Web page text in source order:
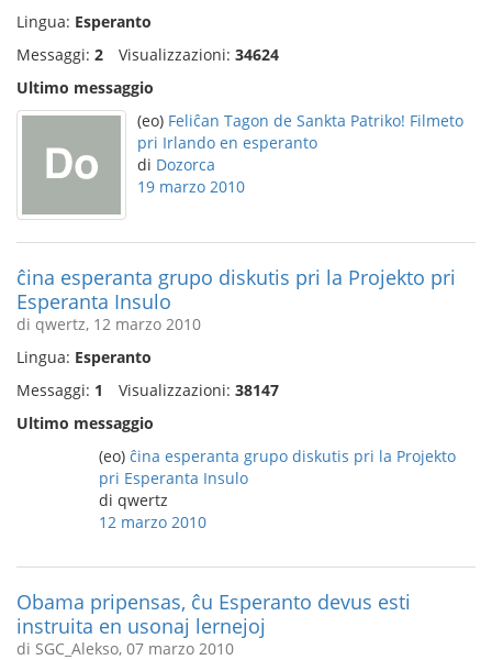
Lingua: Esperanto
Messaggi: 2 Visualizzazioni: 34624
Ultimo messaggio
(eo) Feliĉan Tagon de Sankta Patriko! Filmeto
pri Irlando en esperanto
di Dozorca
19 marzo 2010
ĉina esperanta grupo diskutis pri la Projekto pri
Esperanta Insulo
di qwertz, 12 marzo 2010
Lingua: Esperanto
Messaggi: 1 Visualizzazioni: 38147
Ultimo messaggio
(eo) ĉina esperanta grupo diskutis pri la Projekto
pri Esperanta Insulo
di qwertz
12 marzo 2010
Obama pripensas, ĉu Esperanto devus esti
instruita en usonaj lernejoj
di SGC_Alekso, 07 marzo 2010